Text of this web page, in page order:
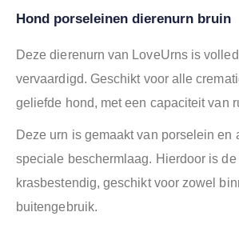
Hond porseleinen dierenurn bruin
Deze dierenurn van LoveUrns is
vervaardigd. Geschikt voor alle
geliefde hond, met een capaciteit van
Deze urn is gemaakt van porselein en
speciale beschermlaag. Hierdoor is de
krasbestendig, geschikt voor zowel
buitengebruik.